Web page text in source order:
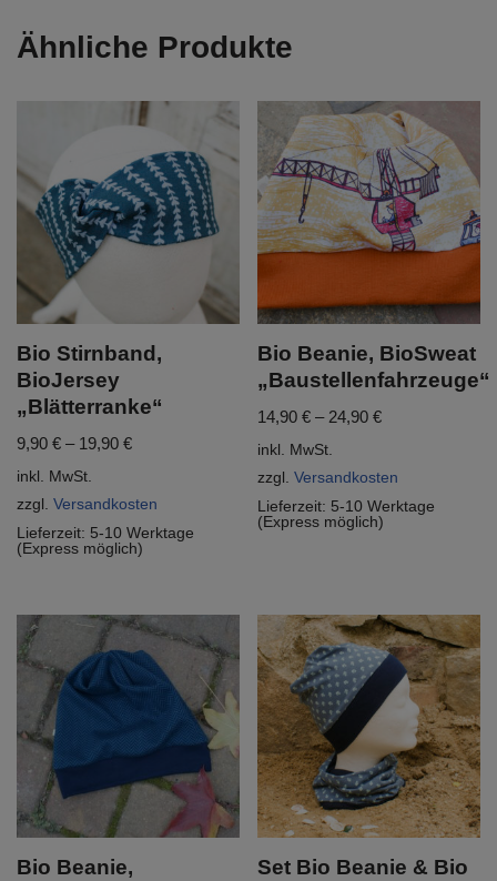
Ähnliche Produkte
Bio Stirnband,
BioJersey
„Blätterranke“
9,90 € – 19,90 €
inkl. MwSt.
zzgl. Versandkosten
Lieferzeit: 5-10 Werktage
(Express möglich)
Bio Beanie, BioSweat
„Baustellenfahrzeuge“
14,90€ – 24,90€
inkl. MwSt.
zzgl.Versandkosten
Lieferzeit: 5-10 Werktage
(Express möglich)
Bio Beanie,
Set Bio Beanie & Bio